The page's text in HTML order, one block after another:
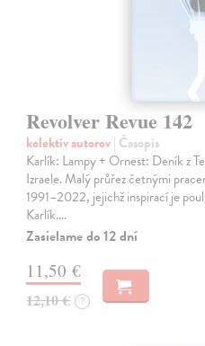
Revolver Revue 142
kolektív autorov| Časopis
Karlík: Lampy + Ornest: Deník z
Izraele. Malý průřez četnými
1991–2022, jejichž inspirací je
Karlík.…
Zasielame do 12 dní
11,50 €
12,10 € ?